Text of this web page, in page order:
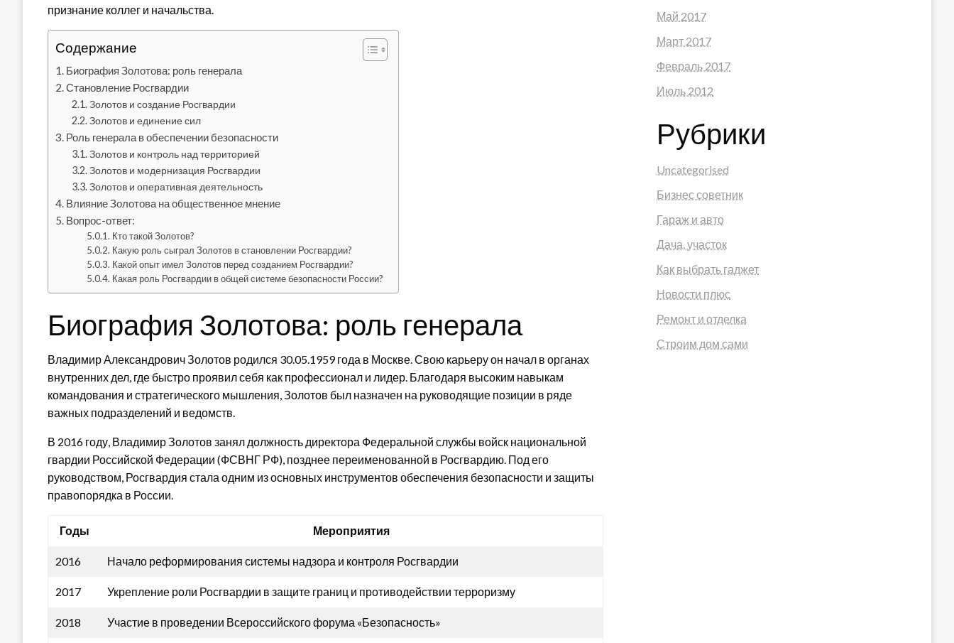
признание коллег и начальства.
Содержание
Биография Золотова: роль генерала
Становление Росгвардии
Золотов и создание Росгвардии
Золотов и единение сил
Роль генерала в обеспечении безопасности
Золотов и контроль над территорией
Золотов и модернизация Росгвардии
Золотов и оперативная деятельность
Влияние Золотова на общественное мнение
Вопрос-ответ:
Кто такой Золотов?
Какую роль сыграл Золотов в становлении Росгвардии?
Какой опыт имел Золотов перед созданием Росгвардии?
Какая роль Росгвардии в общей системе безопасности России?
Биография Золотова: роль генерала
Владимир Александрович Золотов родился 30.05.1959 года в Москве. Свою карьеру он начал в органах
внутренних дел, где быстро проявил себя как профессионал и лидер. Благодаря высоким навыкам
командования и стратегического мышления, Золотов был назначен на руководящие позиции в ряде
важных подразделений и ведомств.
В 2016 году, Владимир Золотов занял должность директора Федеральной службы войск национальной
гвардии Российской Федерации (ФСВНГ РФ), позднее переименованной в Росгвардию. Под его
руководством, Росгвардия стала одним из основных инструментов обеспечения безопасности и защиты
правопорядка в России.
Годы Мероприятия
2016 Начало реформирования системы надзора и контроля Росгвардии
2017 Укрепление роли Росгвардии в защите границ и противодействии терроризму
2018 Участие в проведении Всероссийского форума «Безопасность»
Май 2017
Март 2017
Февраль 2017
Июль 2012
Рубрики
Uncategorised
Бизнес советник
Гараж и авто
Дача, участок
Как выбрать гаджет
Новости плюс
Ремонт и отделка
Строим дом сами